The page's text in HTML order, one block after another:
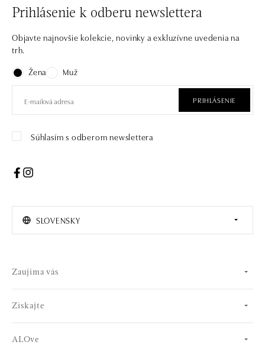
Prihlásenie k odberu newslettera
Objavte najnovšie kolekcie, novinky a exkluzívne uvedenia na
trh.
Žena
Muž
PRIHLÁSENIE
Súhlasím s odberom newslettera
SLOVENSKY
Zaujíma vás
Získajte
ALOve